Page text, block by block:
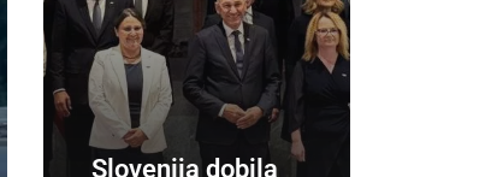
Slovenija dobila